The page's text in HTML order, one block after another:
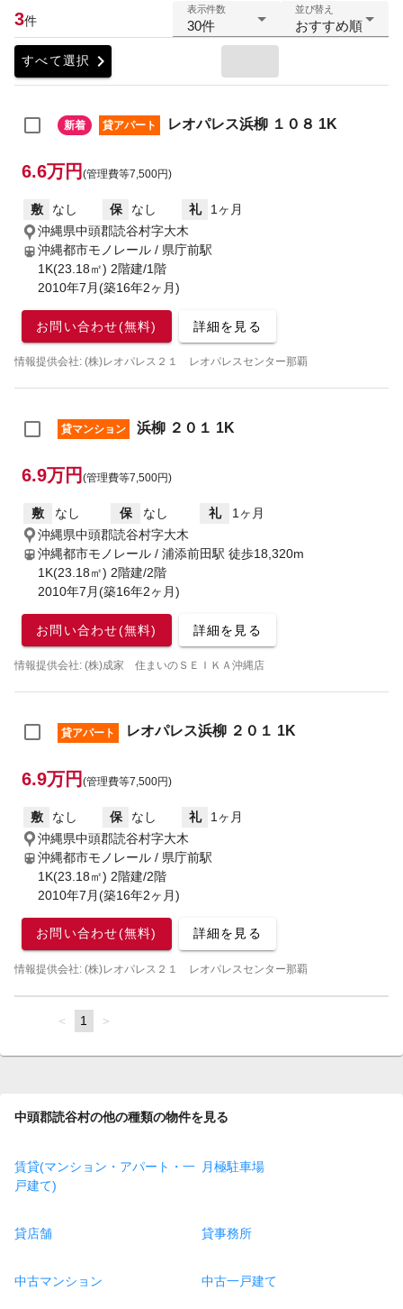
3件
表示件数
30件
並び替え
おすすめ順
すべて選択 chevron_right
新着 貸アパート レオパレス浜柳 １０８ 1K
6.6万円 (管理費等7,500円)
敷 なし 保 なし 礼
1ヶ月
沖縄県中頭郡読谷村字大木
沖縄都市モノレール / 県庁前駅
1K(23.18㎡) 2階建/1階
2010年7月(築16年2ヶ月)
お問い合わせ(無料) 詳細を見る
情報提供会社: (株)レオパレス２１ レオパレスセンター那覇
貸マンション 浜柳 ２０１ 1K
6.9万円 (管理費等7,500円)
敷 なし 保 なし 礼
1ヶ月
沖縄県中頭郡読谷村字大木
沖縄都市モノレール / 浦添前田駅 徒歩18,320m
1K(23.18㎡) 2階建/2階
2010年7月(築16年2ヶ月)
お問い合わせ(無料) 詳細を見る
情報提供会社: (株)成家 住まいのＳＥＩＫＡ沖縄店
貸アパート レオパレス浜柳 ２０１ 1K
6.9万円 (管理費等7,500円)
敷 なし 保 なし 礼
1ヶ月
沖縄県中頭郡読谷村字大木
沖縄都市モノレール / 県庁前駅
1K(23.18㎡) 2階建/2階
2010年7月(築16年2ヶ月)
お問い合わせ(無料) 詳細を見る
情報提供会社: (株)レオパレス２１ レオパレスセンター那覇
page
You're
page
1 page
中頭郡読谷村の他の種類の物件を見る
賃貸(マンション・アパート・一
戸建て)
月極駐車場
貸店舗 貸事務所
中古マンション 中古一戸建て